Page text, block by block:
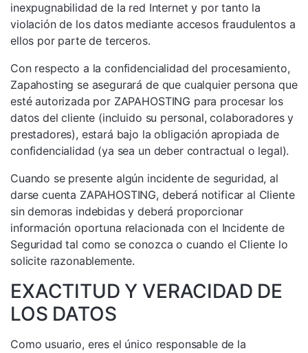
inexpugnabilidad de la red Internet y por tanto la
violación de los datos mediante accesos fraudulentos a
ellos por parte de terceros.
Con respecto a la confidencialidad del procesamiento,
Zapahosting se asegurará de que cualquier persona que
esté autorizada por ZAPAHOSTING para procesar los
datos del cliente (incluido su personal, colaboradores y
prestadores), estará bajo la obligación apropiada de
confidencialidad (ya sea un deber contractual o legal).
Cuando se presente algún incidente de seguridad, al
darse cuenta ZAPAHOSTING, deberá notificar al Cliente
sin demoras indebidas y deberá proporcionar
información oportuna relacionada con el Incidente de
Seguridad tal como se conozca o cuando el Cliente lo
solicite razonablemente.
EXACTITUD Y VERACIDAD DE
LOS DATOS
Como usuario, eres el único responsable de la